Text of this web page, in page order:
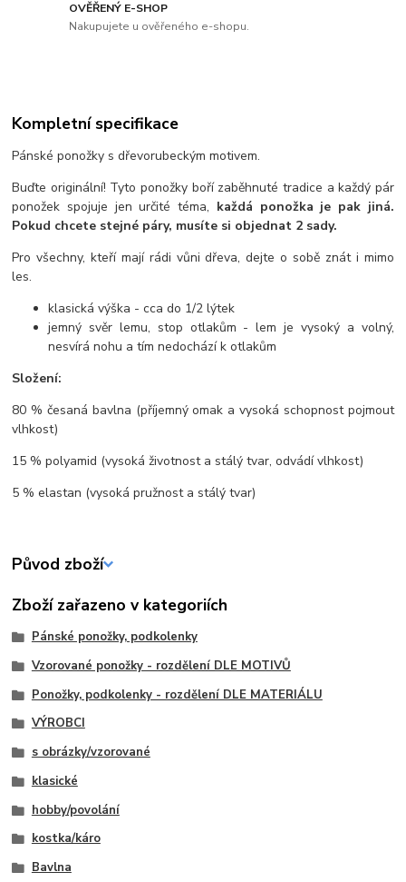
OVĚŘENÝ E-SHOP
Nakupujete u ověřeného e-shopu.
Kompletní specifikace
Pánské ponožky s dřevorubeckým motivem.
Buďte originální! Tyto ponožky boří zaběhnuté tradice a každý pár
ponožek spojuje jen určité téma, každá ponožka je pak jiná.
Pokud chcete stejné páry, musíte si objednat 2 sady.
Pro všechny, kteří mají rádi vůni dřeva, dejte o sobě znát i mimo
les.
klasická výška - cca do 1/2 lýtek
jemný svěr lemu, stop otlakům - lem je vysoký a volný,
nesvírá nohu a tím nedochází k otlakům
Složení:
80 % česaná bavlna (příjemný omak a vysoká schopnost pojmout
vlhkost)
15 % polyamid (vysoká životnost a stálý tvar, odvádí vlhkost)
5 % elastan (vysoká pružnost a stálý tvar)
Původ zboží
Zboží zařazeno v kategoriích
Pánské ponožky, podkolenky
Vzorované ponožky - rozdělení DLE MOTIVŮ
Ponožky, podkolenky - rozdělení DLE MATERIÁLU
VÝROBCI
s obrázky/vzorované
klasické
hobby/povolání
kostka/káro
Bavlna